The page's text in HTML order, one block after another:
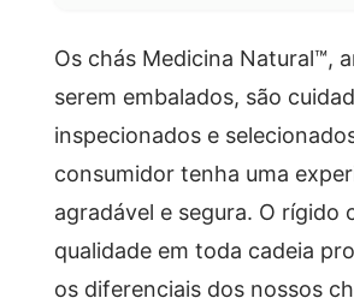
Os chás Medicina Natural™,
serem embalados, são
inspecionados e
consumidor tenha uma
agradável e segura. O rígido
qualidade em toda cadeia
os diferenciais dos nossos